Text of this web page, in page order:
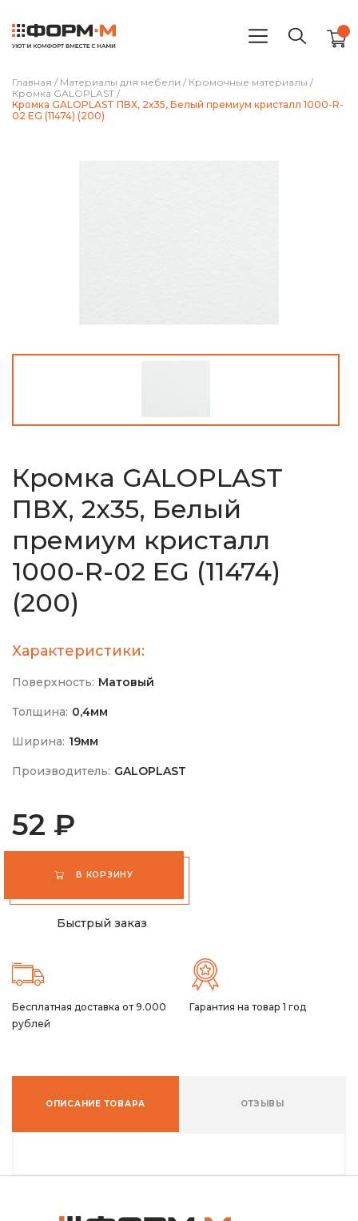
Главная / Материалы для мебели / Кромочные материалы /
Кромка GALOPLAST /
Кромка GALOPLAST ПВХ, 2х35, Белый премиум кристалл 1000-R-
02 EG (11474) (200)
Кромка GALOPLAST
ПВХ, 2х35, Белый
премиум кристалл
1000-R-02 EG (11474)
(200)
Характеристики:
Поверхность: Матовый
Толщина: 0,4мм
Ширина: 19мм
Производитель: GALOPLAST
52 ₽
В КОРЗИНУ
Быстрый заказ
Бесплатная доставка от 9.000
рублей
Гарантия на товар 1 год
ОПИСАНИЕ ТОВАРА ОТЗЫВЫ